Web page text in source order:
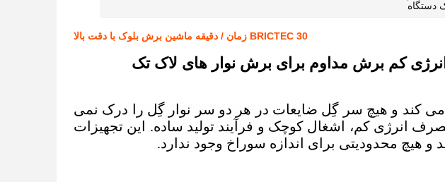
دستگاه
BRICTEC 30 زمان / دقیقه ماشین برش بلوک با دقت بالا
کند و هیچ سر گِل ضایعات در هر دو سر نوار گِل را درک نمی
انرژی کم، اشغال کوچک و فرآیند تولید ساده. این تجهیزات
هیچ محدودیتی برای اندازه سوراخ وجود ندارد.